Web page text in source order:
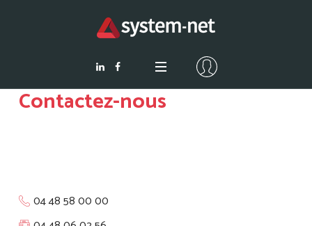
Contactez-nous
04 48 58 00 00